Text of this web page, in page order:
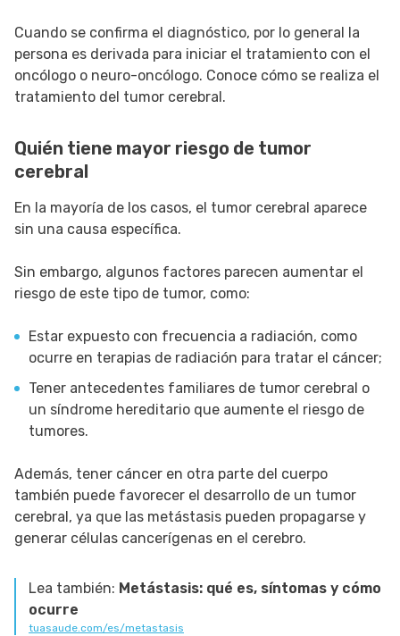
Cuando se confirma el diagnóstico, por lo general la
persona es derivada para iniciar el tratamiento con el
oncólogo o neuro-oncólogo. Conoce cómo se realiza el
tratamiento del tumor cerebral.
Quién tiene mayor riesgo de tumor
cerebral
En la mayoría de los casos, el tumor cerebral aparece
sin una causa específica.
Sin embargo, algunos factores parecen aumentar el
riesgo de este tipo de tumor, como:
Estar expuesto con frecuencia a radiación, como
ocurre en terapias de radiación para tratar el cáncer;
Tener antecedentes familiares de tumor cerebral o
un síndrome hereditario que aumente el riesgo de
tumores.
Además, tener cáncer en otra parte del cuerpo
también puede favorecer el desarrollo de un tumor
cerebral, ya que las metástasis pueden propagarse y
generar células cancerígenas en el cerebro.
Lea también: Metástasis: qué es, síntomas y cómo
ocurre
tuasaude.com/es/metastasis